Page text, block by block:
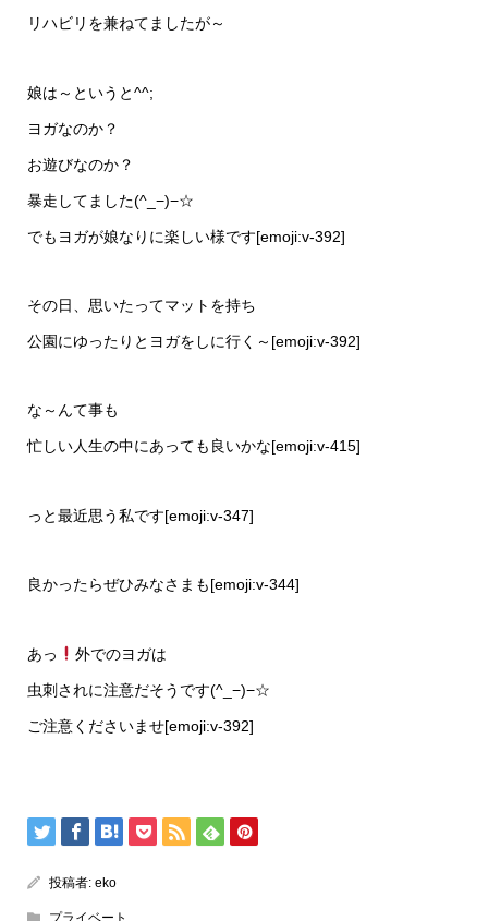
リハビリを兼ねてましたが～
娘は～というと^^;
ヨガなのか？
お遊びなのか？
暴走してました(^_−)−☆
でもヨガが娘なりに楽しい様です[emoji:v-392]
その日、思いたってマットを持ち
公園にゆったりとヨガをしに行く～[emoji:v-392]
な～んて事も
忙しい人生の中にあっても良いかな[emoji:v-415]
っと最近思う私です[emoji:v-347]
良かったらぜひみなさまも[emoji:v-344]
あっ 外でのヨガは
虫刺されに注意だそうです(^_−)−☆
ご注意くださいませ[emoji:v-392]
投稿者: eko
プライベート